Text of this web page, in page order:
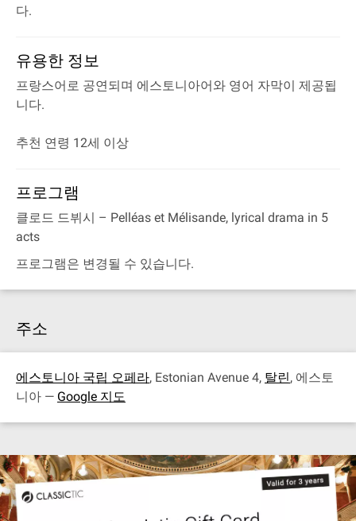
다.
유용한 정보
프랑스어로 공연되며 에스토니아어와 영어 자막이 제공됩
니다.
추천 연령 12세 이상
프로그램
클로드 드뷔시 – Pelléas et Mélisande, lyrical drama in 5
acts
프로그램은 변경될 수 있습니다.
주소
에스토니아 국립 오페라, Estonian Avenue 4, 탈린, 에스토
니아 — Google 지도